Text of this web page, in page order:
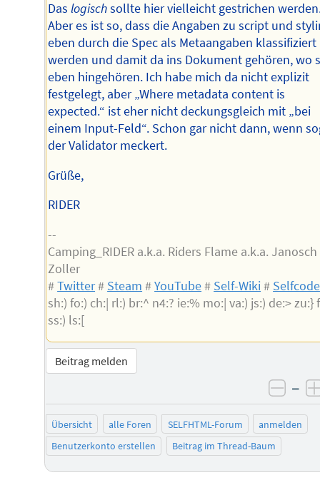
Daslogischsollte hier vielleicht gestrichen
Aber es ist so, dass die Angaben zu script und
eben durch die Spec als Metaangaben klassifiziert
werden und damit da ins Dokument gehören, wo
eben hingehören. Ich habe mich da nicht explizit
festgelegt, aber „Where metadata content is
expected.“ ist eher nicht deckungsgleich mit „bei
einem Input-Feld“. Schon gar nicht dann, wenn
der Validator meckert.
Grüße,
RIDER
--
Camping_RIDER a.k.a. Riders Flame a.k.a. Janosch
Zoller
#Twitter# Steam #YouTube# Self-Wiki# Selfcode
sh:) fo:) ch:| rl:) br:^ n4:? ie:% mo:| va:) js:) de:> zu:}
ss:) ls:[
Beitrag melden
–
Übersicht alle Foren SELFHTML-Forum
anmelden
Benutzerkonto erstellen
Beitrag im Thread-Baum